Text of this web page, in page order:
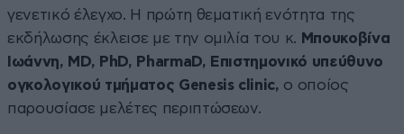
γενετικό έλεγχο. Η πρώτη θεματική ενότητα της
εκδήλωσης έκλεισε με την ομιλία του κ. Μπουκοβίνα
Ιωάννη, MD, PhD, PharmaD, Επιστημονικό υπεύθυνο
ογκολογικού τμήματος Genesis clinic, ο οποίος
παρουσίασε μελέτες περιπτώσεων.